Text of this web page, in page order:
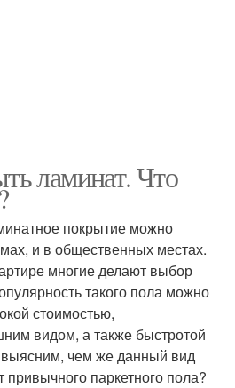
ламинат. Что
покрытие можно
и в общественных местах.
многие делают выбор
такого пола можно
стоимостью,
видом, а также быстротой
чем же данный вид
привычного паркетного пола?